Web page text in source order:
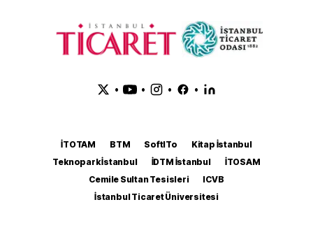
• • • •
İTOTAM BTM SoftITo
Kitap İstanbul
Teknopark İstanbul
İDTM İstanbul
İTOSAM
Cemile Sultan Tesisleri
ICVB
İstanbul Ticaret Üniversitesi